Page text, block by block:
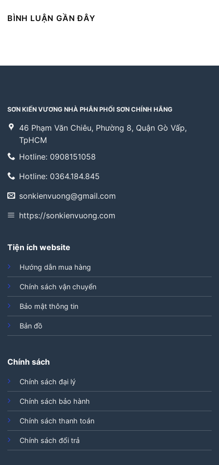
BÌNH LUẬN GẦN ĐÂY
SƠN KIẾN VƯƠNG NHÀ PHÂN PHỐI SƠN CHÍNH HÃNG
46 Phạm Văn Chiêu, Phường 8, Quận Gò Vấp,
TpHCM
Hotline: 0908151058
Hotline: 0364.184.845
sonkienvuong@gmail.com
https://sonkienvuong.com
Tiện ích website
Hướng dẫn mua hàng
Chính sách vận chuyển
Bảo mật thông tin
Bản đồ
Chính sách
Chính sách đại lý
Chính sách bảo hành
Chính sách thanh toán
Chính sách đổi trả